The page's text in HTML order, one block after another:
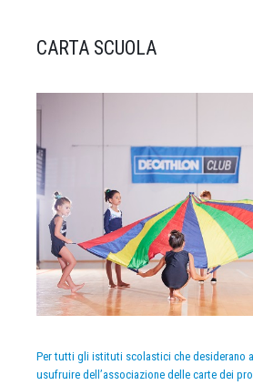
CARTA SCUOLA
Per tutti gli istituti scolastici che desiderano
usufruire dell’associazione delle carte dei